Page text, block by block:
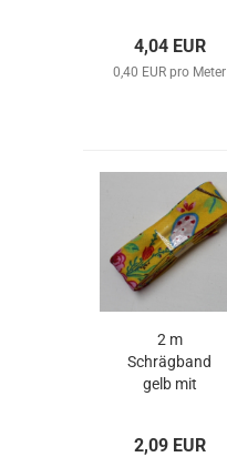
4,04 EUR
0,40 EUR pro Meter
2 m
Schrägband
gelb mit
2,09 EUR